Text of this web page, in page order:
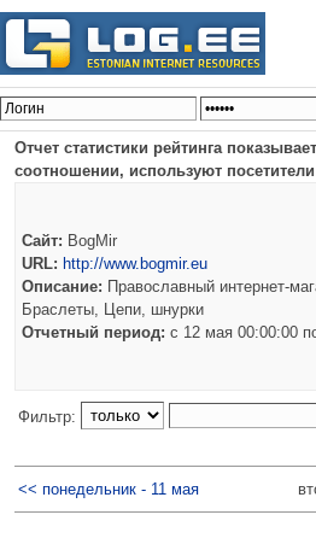
Отчет статистики рейтинга
соотношении, используют посетители
Сайт: BogMir
URL: http://www.bogmir.eu
Описание: Православный интернет-
Браслеты, Цепи, шнурки
Отчетный период: c 12 мая 00:00:00
Фильтр:
<< понедельник - 11 мая